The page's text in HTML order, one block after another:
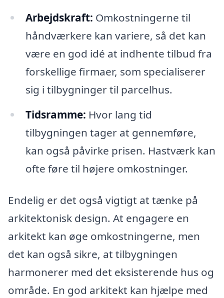
Arbejdskraft: Omkostningerne til
håndværkere kan variere, så det kan
være en god idé at indhente tilbud fra
forskellige firmaer, som specialiserer
sig i tilbygninger til parcelhus.
Tidsramme: Hvor lang tid
tilbygningen tager at gennemføre,
kan også påvirke prisen. Hastværk kan
ofte føre til højere omkostninger.
Endelig er det også vigtigt at tænke på
arkitektonisk design. At engagere en
arkitekt kan øge omkostningerne, men
det kan også sikre, at tilbygningen
harmonerer med det eksisterende hus og
område. En god arkitekt kan hjælpe med